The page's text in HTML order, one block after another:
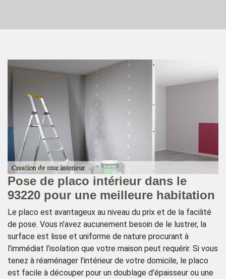
Pose de placo intérieur dans le
93220 pour une meilleure habitation
Le placo est avantageux au niveau du prix et de la facilité
de pose. Vous n’avez aucunement besoin de le lustrer, la
surface est lisse et uniforme de nature procurant à
l’immédiat l’isolation que votre maison peut requérir. Si vous
tenez à réaménager l’intérieur de votre domicile, le placo
est facile à découper pour un doublage d’épaisseur ou une